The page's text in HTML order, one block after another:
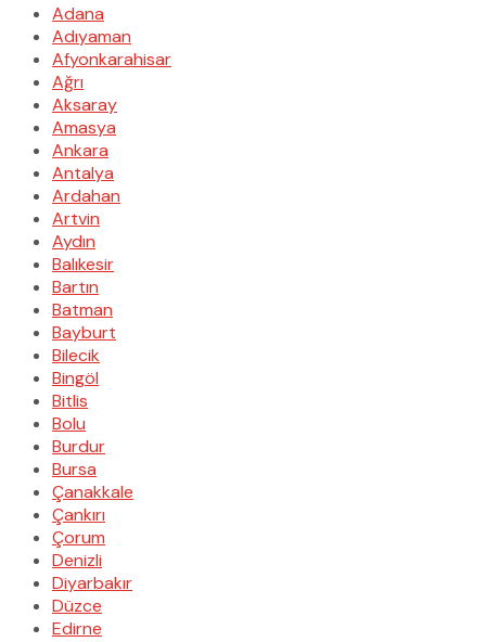
Adana
Adıyaman
Afyonkarahisar
Ağrı
Aksaray
Amasya
Ankara
Antalya
Ardahan
Artvin
Aydın
Balıkesir
Bartın
Batman
Bayburt
Bilecik
Bingöl
Bitlis
Bolu
Burdur
Bursa
Çanakkale
Çankırı
Çorum
Denizli
Diyarbakır
Düzce
Edirne